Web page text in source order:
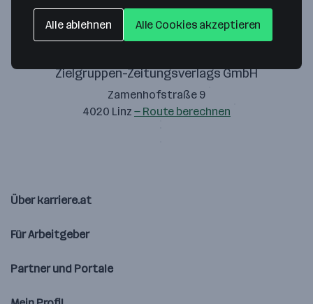
Zielgruppen-Zeitungsverlags GmbH
Zamenhofstraße 9
4020 Linz — Route berechnen
Über karriere.at
Für Arbeitgeber
Partner und Portale
Alle ablehnen Alle Cookies akzeptieren